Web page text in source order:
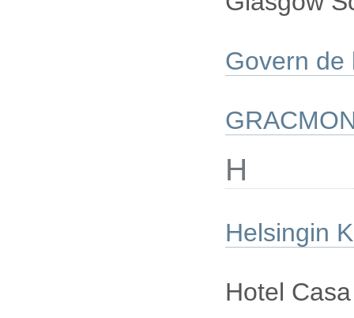
Govern de
H
Helsingin
Hotel